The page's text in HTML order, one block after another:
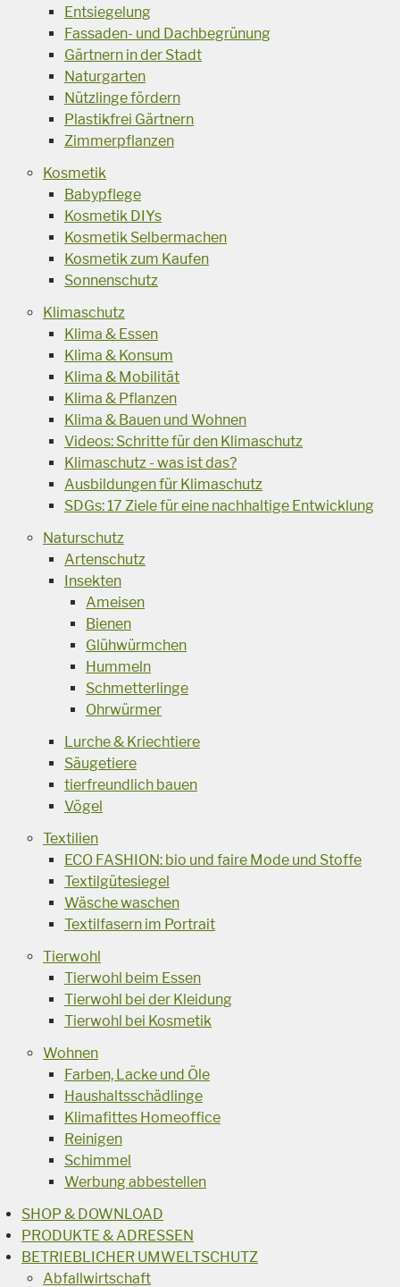
Entsiegelung
Fassaden- und Dachbegrünung
Gärtnern in der Stadt
Naturgarten
Nützlinge fördern
Plastikfrei Gärtnern
Zimmerpflanzen
Kosmetik
Babypflege
Kosmetik DIYs
Kosmetik Selbermachen
Kosmetik zum Kaufen
Sonnenschutz
Klimaschutz
Klima & Essen
Klima & Konsum
Klima & Mobilität
Klima & Pflanzen
Klima & Bauen und Wohnen
Videos: Schritte für den Klimaschutz
Klimaschutz - was ist das?
Ausbildungen für Klimaschutz
SDGs: 17 Ziele für eine nachhaltige Entwicklung
Naturschutz
Artenschutz
Insekten
Ameisen
Bienen
Glühwürmchen
Hummeln
Schmetterlinge
Ohrwürmer
Lurche & Kriechtiere
Säugetiere
tierfreundlich bauen
Vögel
Textilien
ECO FASHION: bio und faire Mode und Stoffe
Textilgütesiegel
Wäsche waschen
Textilfasern im Portrait
Tierwohl
Tierwohl beim Essen
Tierwohl bei der Kleidung
Tierwohl bei Kosmetik
Wohnen
Farben, Lacke und Öle
Haushaltsschädlinge
Klimafittes Homeoffice
Reinigen
Schimmel
Werbung abbestellen
SHOP & DOWNLOAD
PRODUKTE & ADRESSEN
BETRIEBLICHER UMWELTSCHUTZ
Abfallwirtschaft